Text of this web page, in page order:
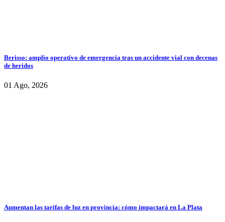
Berisso: amplio operativo de emergencia tras un accidente vial con decenas
de heridos
01 Ago, 2026
Aumentan las tarifas de luz en provincia: cómo impactará en La Plata